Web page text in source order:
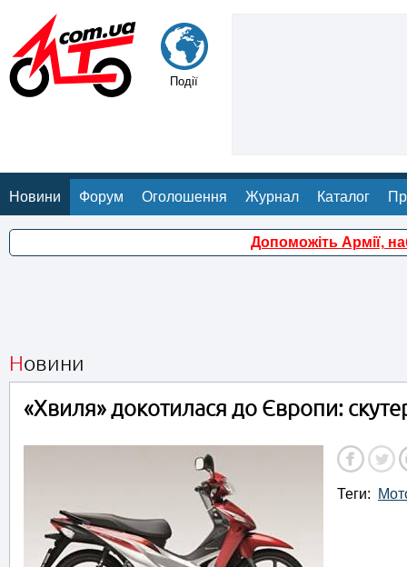
Події
Новини Форум Оголошення Журнал Каталог
Допоможіть Армії,
Новини
«Хвиля» докотилася до Європи:
Теги: